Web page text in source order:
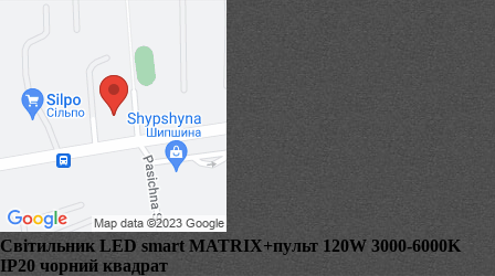
Світильник LED smart MATRIX+пульт 120W 3000-6000K
IP20 чорний квадрат